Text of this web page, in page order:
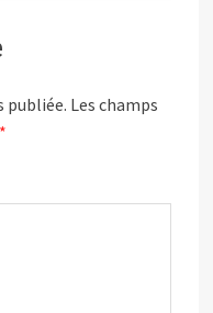
publiée. Les champs
*